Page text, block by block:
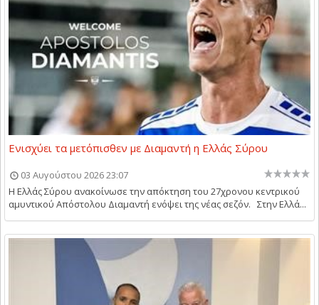
Ενισχύει τα μετόπισθεν με Διαμαντή η Ελλάς Σύρου
03 Αυγούστου 2026 23:07
Η Ελλάς Σύρου ανακοίνωσε την απόκτηση του 27χρονου κεντρικού
αμυντικού Απόστολου Διαμαντή ενόψει της νέας σεζόν. Στην Ελλά...